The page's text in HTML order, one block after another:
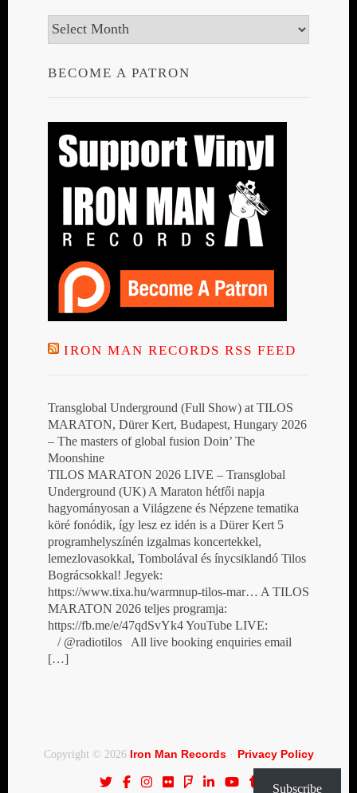
Archives
BECOME A PATRON
IRON MAN RECORDS RSS FEED
Transglobal Underground (Full Show) at TILOS
MARATON, Dürer Kert, Budapest, Hungary 2026
– The masters of global fusion Doin’ The
Moonshine
TILOS MARATON 2026 LIVE – Transglobal
Underground (UK) A Maraton hétfői napja
hagyományosan a Világzene és Népzene tematika
köré fonódik, így lesz ez idén is a Dürer Kert 5
programhelyszínén izgalmas koncertekkel,
lemezlovasokkal, Tombolával és ínycsiklandó Tilos
Bográcsokkal! Jegyek:
https://www.tixa.hu/warmnup-tilos-mar… A TILOS
MARATON 2026 teljes programja:
https://fb.me/e/47qdSvYk4 YouTube LIVE:
/ @radiotilos All live booking enquiries email
[…]
Copyright © 2026 Iron Man Records· Privacy Policy
Subscribe